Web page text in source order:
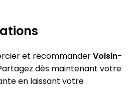
et recommanderVoisin-
dès maintenant votre
en laissant votre